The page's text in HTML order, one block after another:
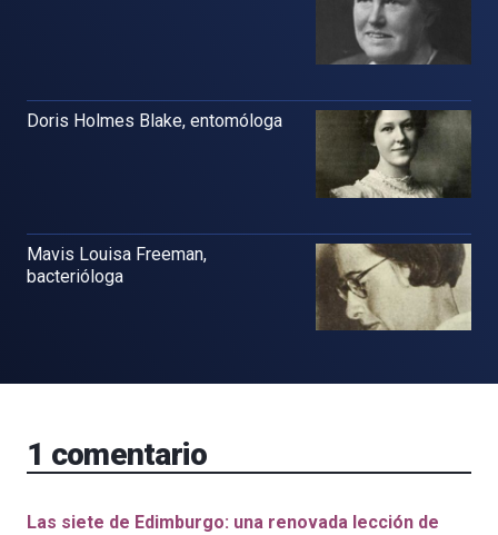
Doris Holmes Blake, entomóloga
Mavis Louisa Freeman,
bacterióloga
1 comentario
Las siete de Edimburgo: una renovada lección de